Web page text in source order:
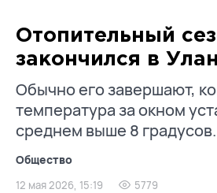
Отопительный
закончился в
Обычно его завершают,
температура за окном
среднем выше 8 градусов.
Общество
12 мая 2026, 15:19 5779